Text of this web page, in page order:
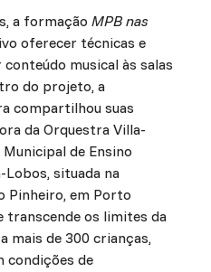
a formação MPB nas
oferecer técnicas e
musical às salas
do projeto, a
compartilhou suas
da Orquestra Villa-
de Ensino
situada na
Pinheiro, em Porto
transcende os limites da
mais de 300 crianças,
condições de